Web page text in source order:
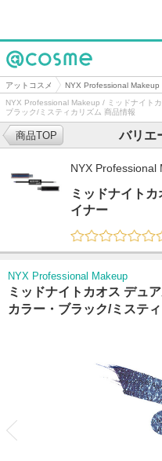
@cosme
アットコスメ NYX Professional Makeup
NYX Professional Makeup / ミッドナイト
ブラック/ミスティカリズム 商品情報
バリエ
商品TOP
NYX Professional
ミッドナイト
イナー
NYX Professional Makeup
ミッドナイトカオス デュ
カラー・ブラック/ミステ